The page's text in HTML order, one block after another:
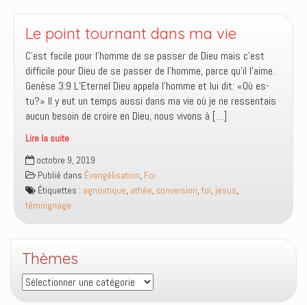
Le point tournant dans ma vie
C’est facile pour l’homme de se passer de Dieu mais c’est
difficile pour Dieu de se passer de l’homme, parce qu’il l’aime.
Genèse 3:9 L’Eternel Dieu appela l’homme et lui dit: «Où es-
tu?» Il y eut un temps aussi dans ma vie où je ne ressentais
aucun besoin de croire en Dieu, nous vivons à […]
Lire la suite
Le
point
tournant
dans
ma
octobre 9, 2019
Publié dans Évangélisation, Foi
Étiquettes : agnostique, athée, conversion, foi, jesus,
témoignage
Thèmes
Thèmes